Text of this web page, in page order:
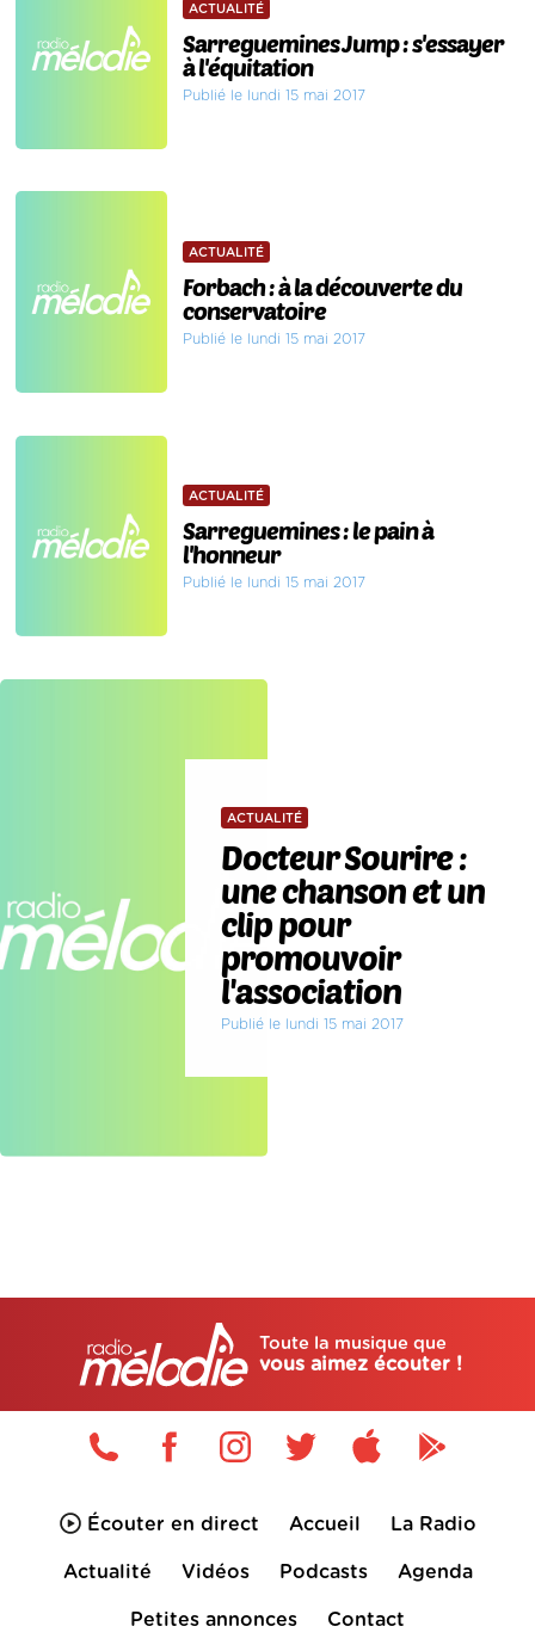
ACTUALITÉ
Sarreguemines Jump : s'essayer
à l'équitation
Publié le lundi 15 mai 2017
ACTUALITÉ
Forbach : à la découverte du
conservatoire
Publié le lundi 15 mai 2017
ACTUALITÉ
Sarreguemines : le pain à
l'honneur
Publié le lundi 15 mai 2017
ACTUALITÉ
Docteur Sourire :
une chanson et un
clip pour
promouvoir
l'association
Publié le lundi 15 mai 2017
Toute la musique que
vous aimez écouter !
Écouter en direct Accueil La Radio
Actualité Vidéos Podcasts Agenda
Petites annonces Contact